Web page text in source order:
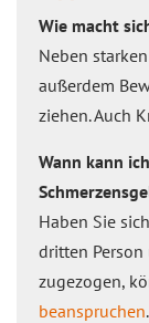
Wie macht
Neben
außerdem
ziehen. Auch
Wann kann
Haben Sie
dritten
zugezogen,
beanspruchen.